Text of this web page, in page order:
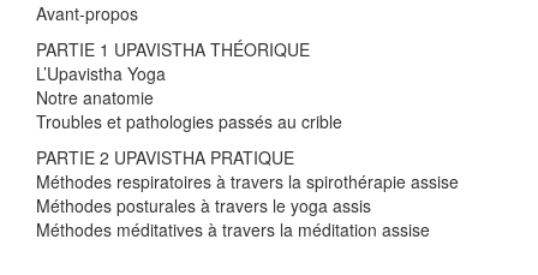
Avant-propos
PARTIE 1 UPAVISTHA THÉORIQUE
L’Upavistha Yoga
Notre anatomie
Troubles et pathologies passés au crible
PARTIE 2 UPAVISTHA PRATIQUE
Méthodes respiratoires à travers la spirothérapie assise
Méthodes posturales à travers le yoga assis
Méthodes méditatives à travers la méditation assise